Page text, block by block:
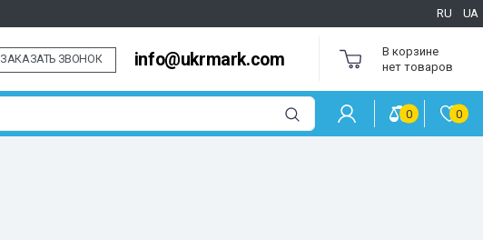
RU UA
ЗАКАЗАТЬ ЗВОНОК info@ukrmark.com
В корзине
нет товаров
0 0